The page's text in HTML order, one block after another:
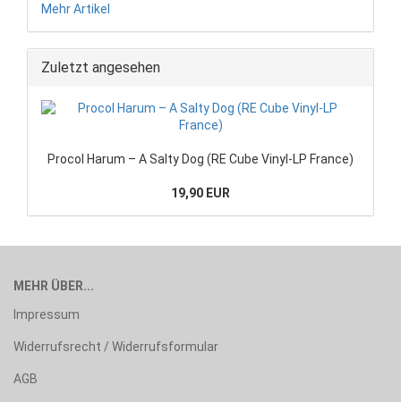
Mehr Artikel
Zuletzt angesehen
Procol Harum – A Salty Dog (RE Cube Vinyl-LP France)
19,90 EUR
MEHR ÜBER...
Impressum
Widerrufsrecht / Widerrufsformular
AGB